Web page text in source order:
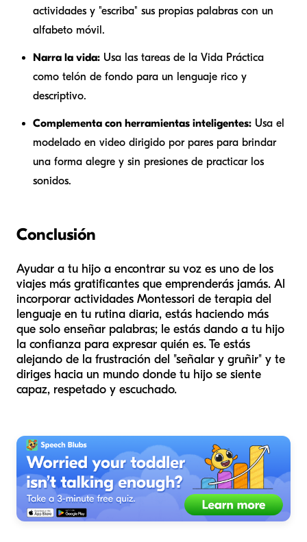
actividades y "escriba" sus propias palabras con un
alfabeto móvil.
Narra la vida: Usa las tareas de la Vida Práctica
como telón de fondo para un lenguaje rico y
descriptivo.
Complementa con herramientas inteligentes: Usa el
modelado en video dirigido por pares para brindar
una forma alegre y sin presiones de practicar los
sonidos.
Conclusión
Ayudar a tu hijo a encontrar su voz es uno de los
viajes más gratificantes que emprenderás jamás. Al
incorporar actividades Montessori de terapia del
lenguaje en tu rutina diaria, estás haciendo más
que solo enseñar palabras; le estás dando a tu hijo
la confianza para expresar quién es. Te estás
alejando de la frustración del "señalar y gruñir" y te
diriges hacia un mundo donde tu hijo se siente
capaz, respetado y escuchado.